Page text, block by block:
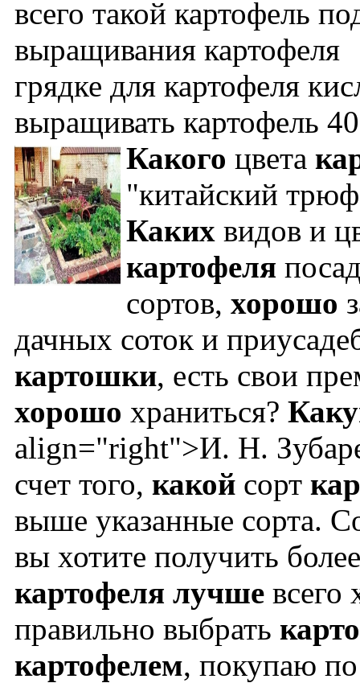
всего такой картофель
выращивания картофеля
грядке для картофеля
выращивать картофель
Какого цвета
"китайский
Каких видов и
картофеля
сортов, хорошо
дачных соток и
картошки, есть свои
хорошо храниться?
align="right">И. Н.
счет того, какой сорт
выше указанные сорта.
вы хотите получить
картофеля лучше
правильно выбрать
картофелем, покупаю